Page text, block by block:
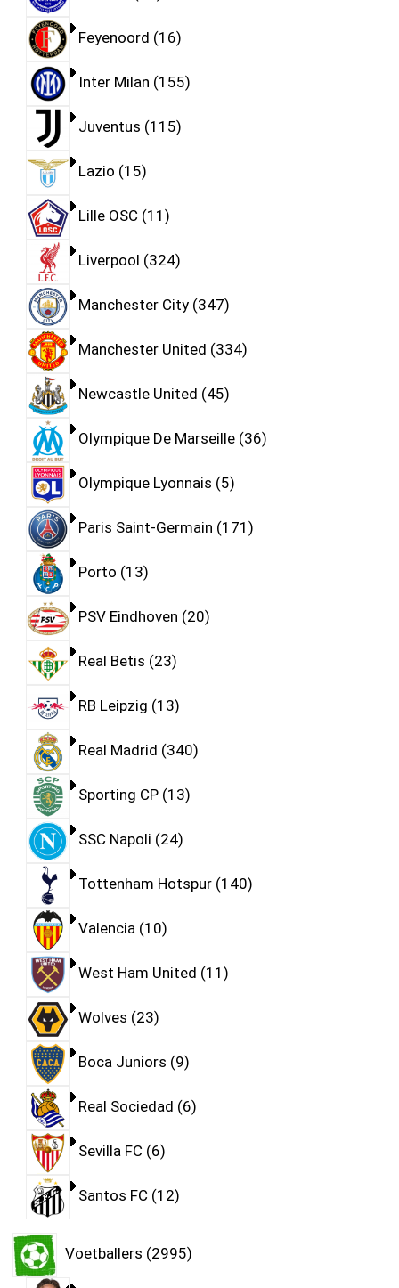
Feyenoord 16
Inter Milan 155
Juventus 115
Lazio 15
Lille OSC 11
Liverpool 324
Manchester City 347
Manchester United 334
Newcastle United 45
Olympique De Marseille 36
Olympique Lyonnais 5
Paris Saint-Germain 171
Porto 13
PSV Eindhoven 20
Real Betis 23
RB Leipzig 13
Real Madrid 340
Sporting CP 13
SSC Napoli 24
Tottenham Hotspur 140
Valencia 10
West Ham United 11
Wolves 23
Boca Juniors 9
Real Sociedad 6
Sevilla FC 6
Santos FC 12
Voetballers 2995